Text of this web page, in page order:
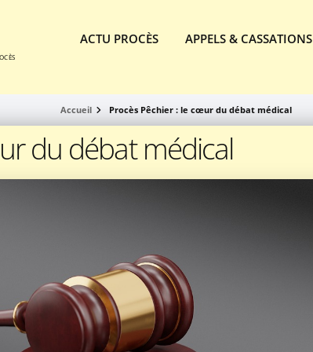
ACTU PROCÈS APPELS & CASSATIONS
Accueil Procès Pêchier : le cœur du débat médical
du débat médical